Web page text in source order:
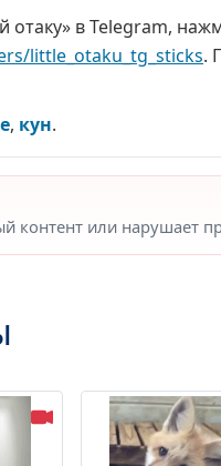
в Telegram,
little_otaku_tg_sticks.
, кун.
контент или нарушает